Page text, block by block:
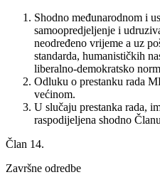
Shodno međunarodnom i
samoopredjeljenje i
neodređeno vrijeme a uz
standarda, humanističkih
liberalno-demokratsko
Odluku o prestanku rada
većinom.
U slučaju prestanka rada,
raspodijeljena shodno
Član 14.
Završne odredbe